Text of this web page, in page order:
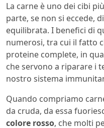
La carne è uno dei cibi
parte, se non si eccede,
equilibrata. I benefici di
numerosi, tra cui il fatto
proteine complete, in
che servono a riparare i
nostro sistema
Quando compriamo
da cruda, da essa
colore rosso, che molti